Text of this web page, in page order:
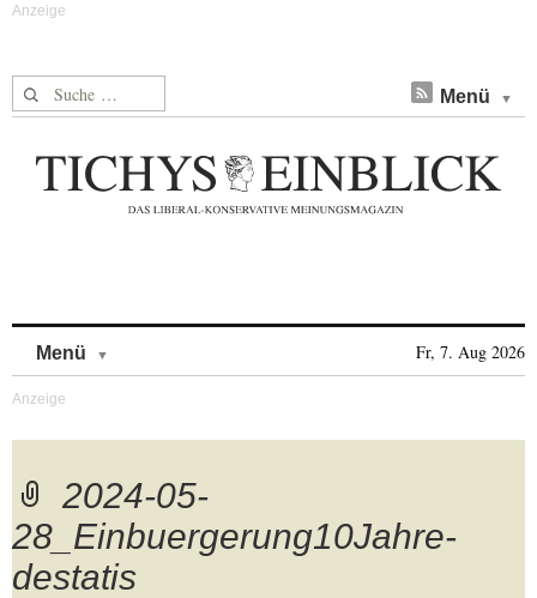
Suche nach: Menü
Menü Fr, 7. Aug 2026
2024-05-
28_Einbuergerung10Jahre-
destatis